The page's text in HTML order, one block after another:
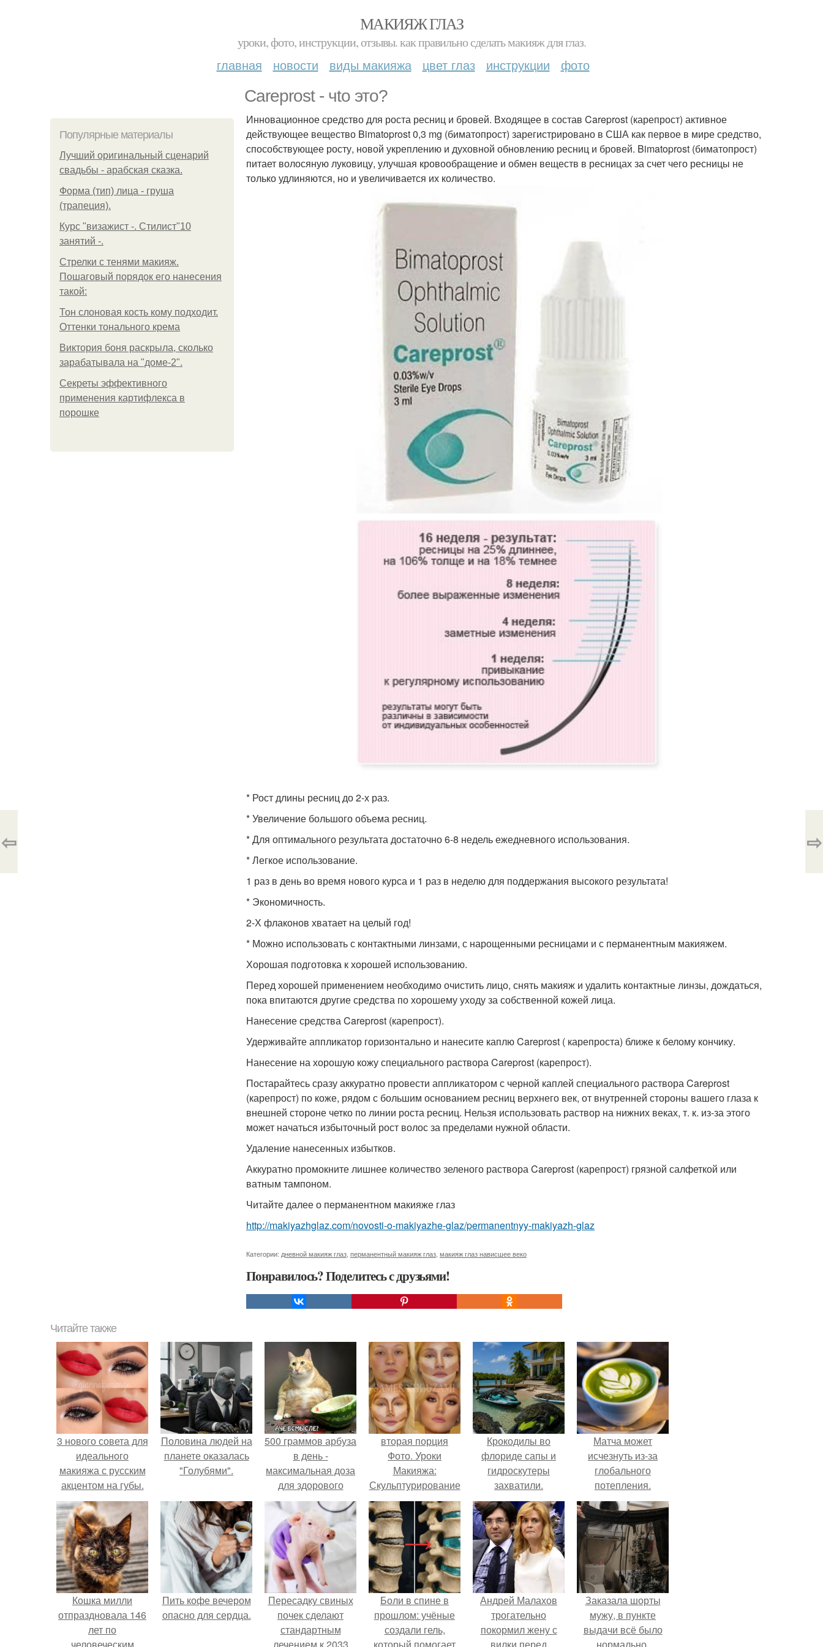
МАКИЯЖ ГЛАЗ
уроки, фото, инструкции, отзывы. как правильно сделать макияж для глаз.
главная новости виды макияжа цвет глаз инструкции фото
Careprost - чto это?
Популярные материалы
Лучший оригинальный сценарий
свадьбы - арабская сказка.
Форма (тип) лица - груша
(трапеция).
Курс "визажист -. Стилист"10
занятий -.
Стрелки с тенями макияж.
Пошаговый порядок его нанесения
такой:
Тон слоновая кость кому подходит.
Оттенки тонального крема
Виктория боня раскрыла, сколько
зарабатывала на "доме-2".
Секреты эффективного
применения картифлекса в
порошке
Инновационное средство для роста ресниц и бровей. Входящее в состав Careprost (карепрост) активное
действующее вещество Bimatoprost 0,3 mg (биматопрост) зарегистрировано в США как первое в мире средство,
способствующее росту, новой укреплению и духовной обновлению ресниц и бровей. Bimatoprost (биматопрост)
питает волосяную луковицу, улучшая кровообращение и обмен веществ в ресницах за счет чего ресницы не
только удлиняются, но и увеличивается их количество.
* Рост длины ресниц до 2-х раз.
* Увеличение большого объема ресниц.
* Для оптимального результата достаточно 6-8 недель ежедневного использования.
* Легкое использование.
1 раз в день во время нового курса и 1 раз в неделю для поддержания высокого результата!
* Экономичность.
2-Х флаконов хватает на целый год!
* Можно использовать с контактными линзами, с нарощенными ресницами и с перманентным макияжем.
Хорошая подготовка к хорошей использованию.
Перед хорошей применением необходимо очистить лицо, снять макияж и удалить контактные линзы, дождаться,
пока впитаются другие средства по хорошему уходу за собственной кожей лица.
Нанесение средства Careprost (карепрост).
Удерживайте аппликатор горизонтально и нанесите каплю Careprost ( карепроста) ближе к белому кончику.
Нанесение на хорошую кожу специального раствора Careprost (карепрост).
Постарайтесь сразу аккуратно провести аппликатором с черной каплей специального раствора Careprost
(карепрост) по коже, рядом с большим основанием ресниц верхнего век, от внутренней стороны вашего глаза к
внешней стороне четко по линии роста ресниц. Нельзя использовать раствор на нижних веках, т. к. из-за этого
может начаться избыточный рост волос за пределами нужной области.
Удаление нанесенных избытков.
Аккуратно промокните лишнее количество зеленого раствора Careprost (карепрост) грязной салфеткой или
ватным тампоном.
Читайте далее о перманентном макияже глаз
http://makiyazhglaz.com/novosti-o-makiyazhe-glaz/permanentnyy-makiyazh-glaz
Категории: дневной макияж глаз, перманентный макияж глаз, макияж глаз нависшее веко
Понравилось? Поделитесь с друзьями!
⇦ ⇨
Читайте также
3 нового совета для
идеального
макияжа с русским
акцентом на губы.
Половина людей на
планете оказалась
"Голубями".
500 граммов арбуза
в день -
максимальная доза
для здорового
взрослого,
предупредили
врачи.
вторая порция
Фото. Уроки
Макияжа:
Скульптурирование
лица в домашних
условиях.
Крокодилы во
флориде сапы и
гидроскутеры
захватили.
Матча может
исчезнуть из-за
глобального
потепления.
Кошка милли
отпраздновала 146
лет по
Пить кофе вечером
опасно для сердца.
Пересадку свиных
почек сделают
стандартным
Боли в спине в
прошлом: учёные
создали гель,
Андрей Малахов
трогательно
покормил жену с
Заказала шорты
мужу, в пункте
выдачи всё было